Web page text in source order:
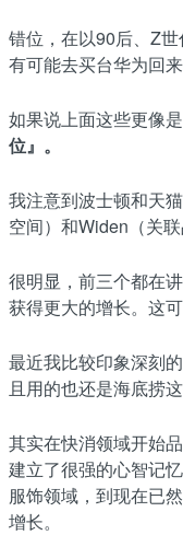
错位，在以90后、Z
有可能去买台华为回
如果说上面这些更像
位』。
我注意到波士顿和天
空间）和Widen（关联
很明显，前三个都在
获得更大的增长。这
最近我比较印象深刻
且用的也还是海底捞
其实在快消领域开始
建立了很强的心智记
服饰领域，到现在已
增长。